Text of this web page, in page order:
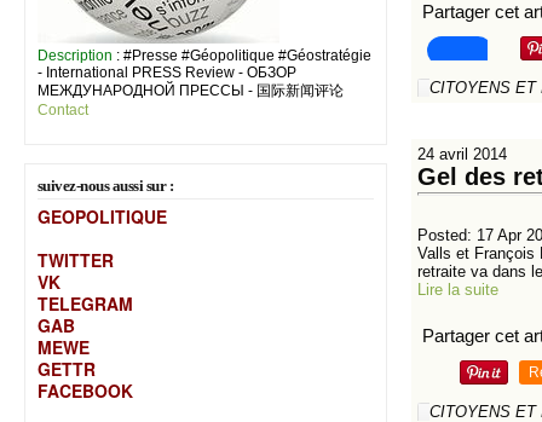
Description : #Presse #Géopolitique #Géostratégie
- International PRESS Review - ОБЗОР
МЕЖДУНАРОДНОЙ ПРЕССЫ - 国际新闻评论
Contact
suivez-nous aussi sur :
GEOPOLITIQUE
TWITTER
VK
TELEGRAM
GAB
MEWE
GETTR
FACEBOOK
Partager cet
CITOYENS ET
24 avril 2014
Gel des
Posted: 17 Apr
Valls et François
retraite va dans
Lire la suite
Partager cet
CITOYENS ET